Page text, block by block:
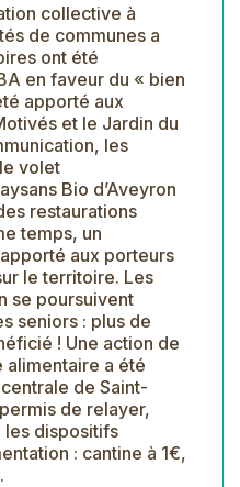
collective à
de communes a
ont été
en faveur du « bien
apporté aux
et le Jardin du
les
volet
Bio d’Aveyron
restaurations
temps, un
aux porteurs
le territoire. Les
se poursuivent
seniors : plus de
! Une action de
alimentaire a été
de Saint-
de relayer,
les dispositifs
: cantine à 1€,